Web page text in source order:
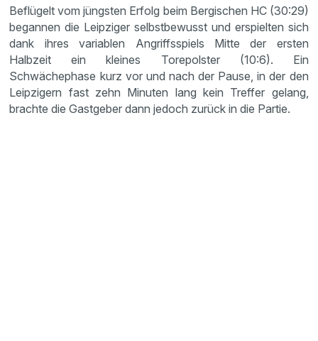
Beflügelt vom jüngsten Erfolg beim Bergischen HC (30:29)
begannen die Leipziger selbstbewusst und erspielten sich
dank ihres variablen Angriffsspiels Mitte der ersten
Halbzeit ein kleines Torepolster (10:6). Ein
Schwächephase kurz vor und nach der Pause, in der den
Leipzigern fast zehn Minuten lang kein Treffer gelang,
brachte die Gastgeber dann jedoch zurück in die Partie.